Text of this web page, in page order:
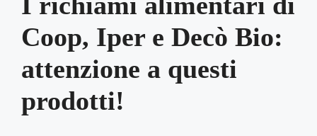
Coop, Iper e Decò Bio:
attenzione a questi
prodotti!